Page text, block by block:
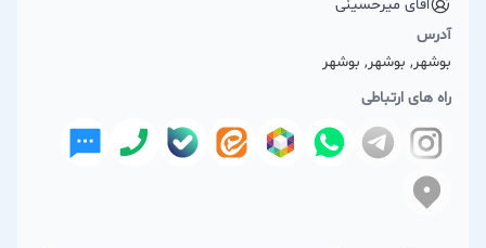
اقای میرحسینی
آدرس
بوشهر, بوشهر, بوشهر
راه های ارتباطی